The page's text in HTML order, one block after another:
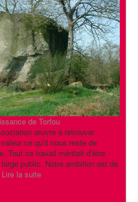
de Torfou
œuvre à retrouver
ce qu’il nous reste de
Tout ce travail méritait d’être
public. Notre ambition est de
Lire la suite